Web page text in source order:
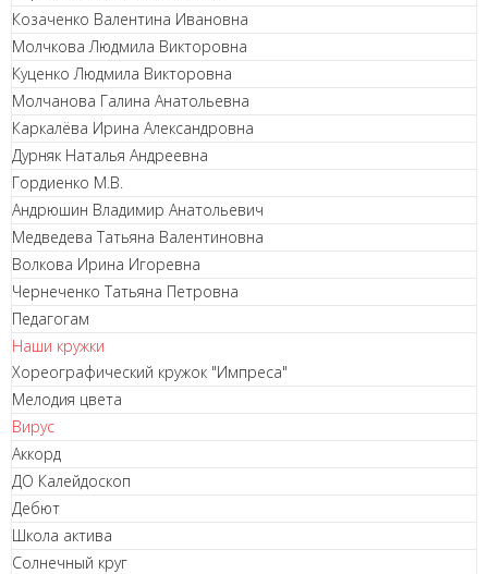
Козаченко Валентина Ивановна
Молчкова Людмила Викторовна
Куценко Людмила Викторовна
Молчанова Галина Анатольевна
Каркалёва Ирина Александровна
Дурняк Наталья Андреевна
Гордиенко М.В.
Андрюшин Владимир Анатольевич
Медведева Татьяна Валентиновна
Волкова Ирина Игоревна
Чернеченко Татьяна Петровна
Педагогам
Наши кружки
Хореографический кружок "Импреса"
Мелодия цвета
Вирус
Аккорд
ДО Калейдоскоп
Дебют
Школа актива
Солнечный круг